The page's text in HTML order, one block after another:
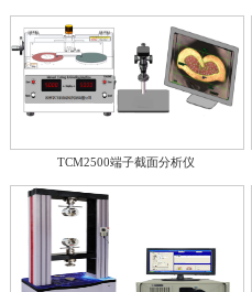
TCM2500端子截面分析仪